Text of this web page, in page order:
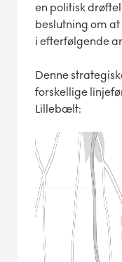
en politisk
beslutning om
i efterfølgende
Denne
forskellige
Lillebælt: